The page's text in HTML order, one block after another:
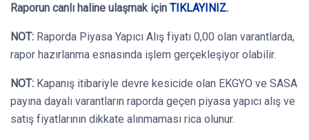
Raporun canlı haline ulaşmak için TIKLAYINIZ.
NOT: Raporda Piyasa Yapıcı Alış fiyatı 0,00 olan varantlarda,
rapor hazırlanma esnasında işlem gerçekleşiyor olabilir.
NOT: Kapanış itibariyle devre kesicide olan EKGYO ve SASA
payına dayalı varantların raporda geçen piyasa yapıcı alış ve
satış fiyatlarının dikkate alınmaması rica olunur.